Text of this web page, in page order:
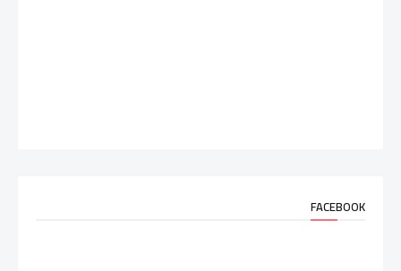
FACEBOOK